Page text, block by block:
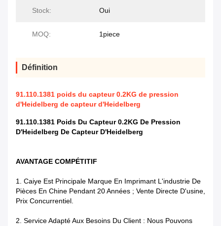
Stock: Oui
MOQ: 1piece
Définition
91.110.1381 poids du capteur 0.2KG de pression
d'Heidelberg de capteur d'Heidelberg
91.110.1381 Poids Du Capteur 0.2KG De Pression
D'Heidelberg De Capteur D'Heidelberg
AVANTAGE COMPÉTITIF
1. Caiye Est Principale Marque En Imprimant L'industrie De
Pièces En Chine Pendant 20 Années ; Vente Directe D'usine,
Prix Concurrentiel.
2. Service Adapté Aux Besoins Du Client : Nous Pouvons